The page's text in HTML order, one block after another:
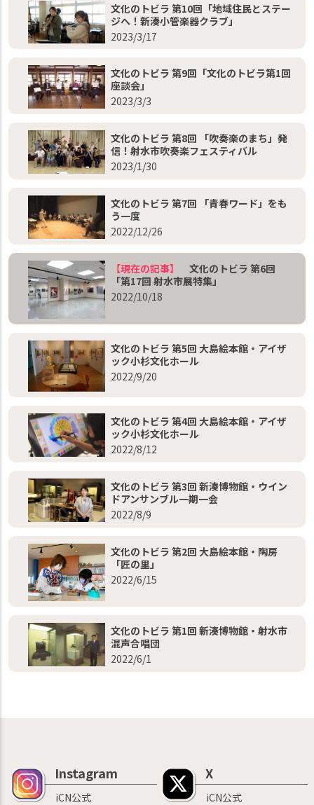
文化のトビラ 第10回「地域住民とステー
ジへ！新湊小管楽器クラブ」
2023/3/17
文化のトビラ 第9回「文化のトビラ第1回
座談会」
2023/3/3
文化のトビラ 第8回 「吹奏楽のまち」発
信！射水市吹奏楽フェスティバル
2023/1/30
文化のトビラ 第7回 「青春ワード」をも
う一度
2022/12/26
【現在の記事】
文化のトビラ 第6回
「第17回 射水市展特集」
2022/10/18
文化のトビラ 第5回 大島絵本館・アイザ
ック小杉文化ホール
2022/9/20
文化のトビラ 第4回 大島絵本館・アイザ
ック小杉文化ホール
2022/8/12
文化のトビラ 第3回 新湊博物館・ウイン
ドアンサンブル一期一会
2022/8/9
文化のトビラ 第2回 大島絵本館・陶房
「匠の里」
2022/6/15
文化のトビラ 第1回 新湊博物館・射水市
混声合唱団
2022/6/1
Instagram
iCN公式
X
iCN公式